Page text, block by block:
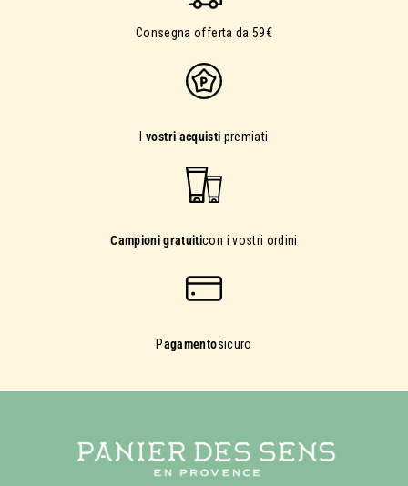
Consegna offerta da 59€
Ivostri acquisti premiati
Campioni gratuiticon i vostri ordini
Pagamentosicuro